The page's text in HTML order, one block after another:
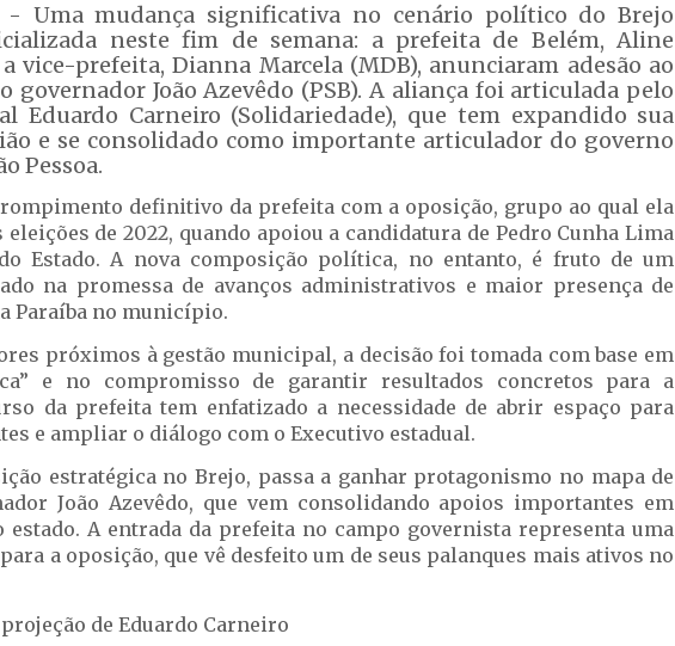
- Uma mudança significativa no cenário político do Brejo
neste fim de semana: a prefeita de Belém, Aline
a vice-prefeita, Dianna Marcela (MDB), anunciaram adesão ao
governador João Azevêdo (PSB). A aliança foi articulada pelo
Eduardo Carneiro (Solidariedade), que tem expandido sua
e se consolidado como importante articulador do governo
Pessoa.
definitivo da prefeita com a oposição, grupo ao qual ela
eleições de 2022, quando apoiou a candidatura de Pedro Cunha Lima
do Estado. A nova composição política, no entanto, é fruto de um
na promessa de avanços administrativos e maior presença de
Paraíba no município.
próximos à gestão municipal, a decisão foi tomada com base em
e no compromisso de garantir resultados concretos para a
da prefeita tem enfatizado a necessidade de abrir espaço para
e ampliar o diálogo com o Executivo estadual.
estratégica no Brejo, passa a ganhar protagonismo no mapa de
João Azevêdo, que vem consolidando apoios importantes em
estado. A entrada da prefeita no campo governista representa uma
a oposição, que vê desfeito um de seus palanques mais ativos no
de Eduardo Carneiro